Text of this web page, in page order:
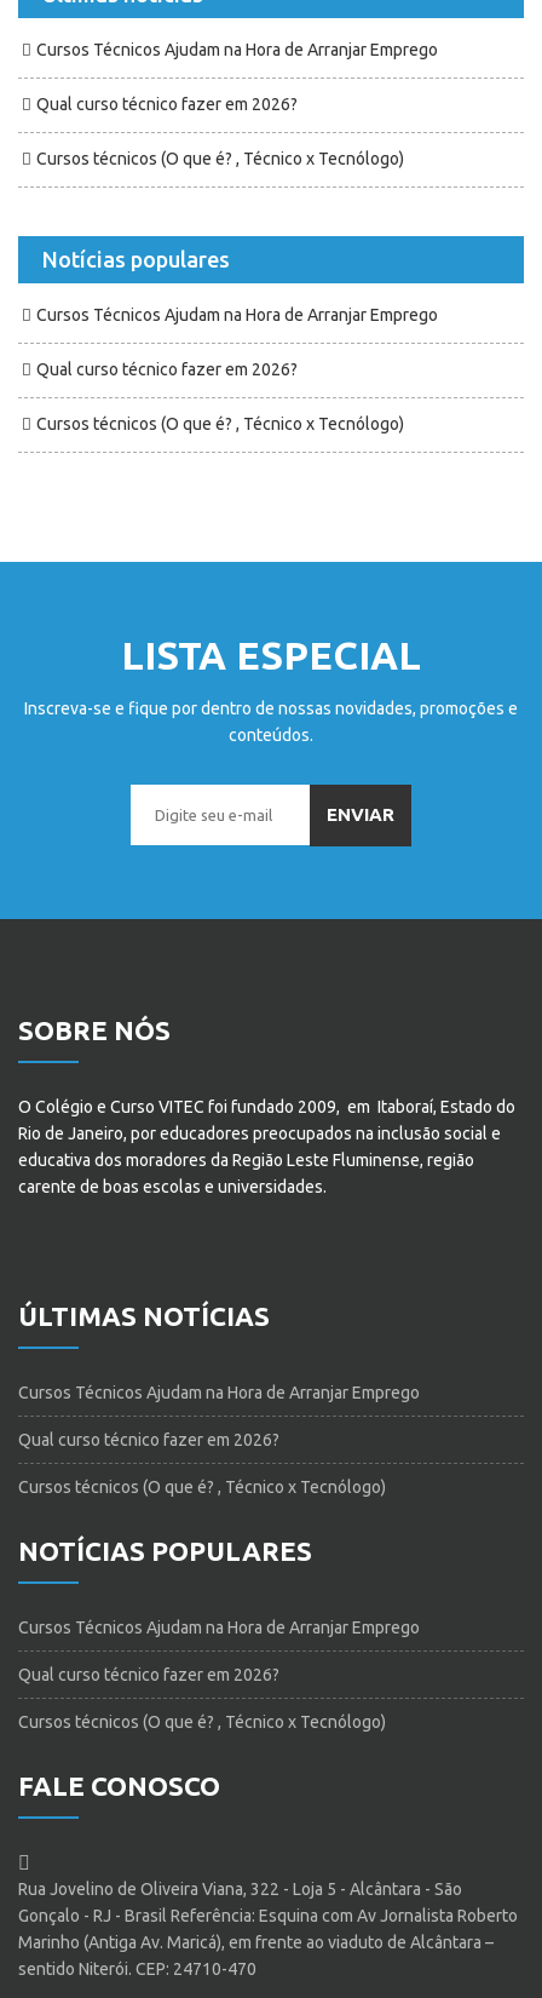
Cursos Técnicos Ajudam na Hora de Arranjar Emprego
Qual curso técnico fazer em 2026?
Cursos técnicos (O que é? , Técnico x Tecnólogo)
Notícias populares
Cursos Técnicos Ajudam na Hora de Arranjar Emprego
Qual curso técnico fazer em 2026?
Cursos técnicos (O que é? , Técnico x Tecnólogo)
LISTA ESPECIAL
Inscreva-se e fique por dentro de nossas novidades, promoções e
conteúdos.
SOBRE NÓS
O Colégio e Curso VITEC foi fundado 2009, em Itaboraí, Estado do
Rio de Janeiro, por educadores preocupados na inclusão social e
educativa dos moradores da Região Leste Fluminense, região
carente de boas escolas e universidades.
ÚLTIMAS NOTÍCIAS
Cursos Técnicos Ajudam na Hora de Arranjar Emprego
Qual curso técnico fazer em 2026?
Cursos técnicos (O que é? , Técnico x Tecnólogo)
NOTÍCIAS POPULARES
Cursos Técnicos Ajudam na Hora de Arranjar Emprego
Qual curso técnico fazer em 2026?
Cursos técnicos (O que é? , Técnico x Tecnólogo)
FALE CONOSCO
Rua Jovelino de Oliveira Viana, 322 - Loja 5 - Alcântara - São
Gonçalo - RJ - Brasil Referência: Esquina com Av Jornalista Roberto
Marinho (Antiga Av. Maricá), em frente ao viaduto de Alcântara –
sentido Niterói. CEP: 24710-470